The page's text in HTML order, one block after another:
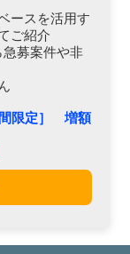
ースを活用す
ご紹介
急募案件や非
限定］ 増額